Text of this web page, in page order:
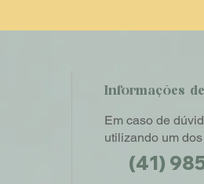
Informações
Em caso de
utilizando um
(41)